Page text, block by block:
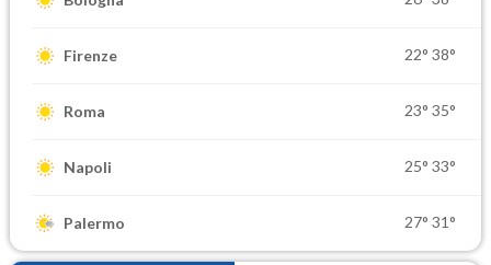
Firenze 22° 38°
Roma 23° 35°
Napoli 25° 33°
Palermo 27° 31°